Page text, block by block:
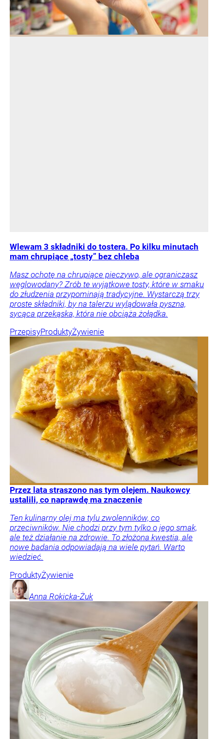
Wlewam 3 składniki do tostera. Po kilku minutach
mam chrupiące „tosty” bez chleba
Masz ochotę na chrupiące pieczywo, ale ograniczasz
węglowodany? Zrób te wyjątkowe tosty, które w smaku
do złudzenia przypominają tradycyjne. Wystarczą trzy
proste składniki, by na talerzu wylądowała pyszna,
sycąca przekąska, która nie obciąża żołądka.
PrzepisyProduktyŻywienie
Przez lata straszono nas tym olejem. Naukowcy
ustalili, co naprawdę ma znaczenie
Ten kulinarny olej ma tylu zwolenników, co
przeciwników. Nie chodzi przy tym tylko o jego smak,
ale też działanie na zdrowie. To złożona kwestia, ale
nowe badania odpowiadają na wiele pytań. Warto
wiedzieć.
ProduktyŻywienie
Anna Rokicka-Żuk